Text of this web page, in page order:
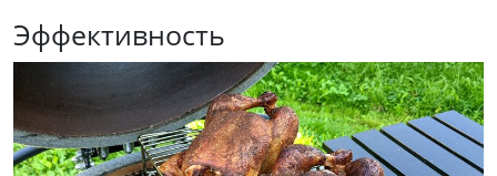
Эффективность